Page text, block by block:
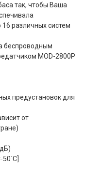
так, чтобы Ваша
различных систем
беспроводным
MOD-2800P
предустановок для
от
50`C]